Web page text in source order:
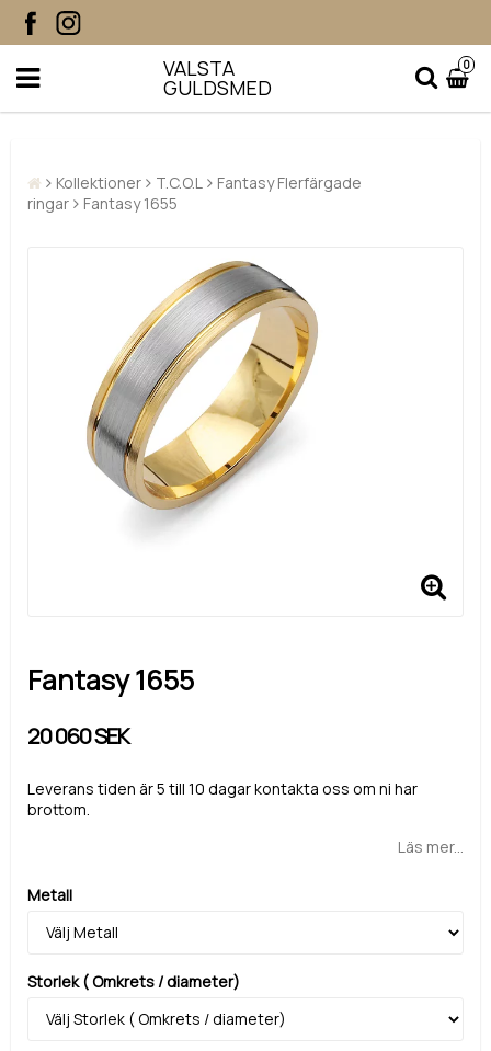
VALSTA
GULDSMED
0
Kollektioner T.C.O.L
Fantasy Flerfärgade
ringar
Fantasy 1655
Fantasy 1655
20 060 SEK
Leverans tiden är 5 till 10 dagar kontakta oss om ni har
brottom.
Läs mer...
Metall
Storlek ( Omkrets / diameter)